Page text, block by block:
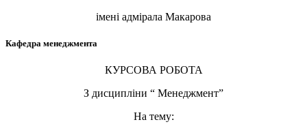
імені адмірала Макарова
Кафедра менеджмента
КУРСОВА РОБОТА
З дисципліни “ Менеджмент”
На тему: